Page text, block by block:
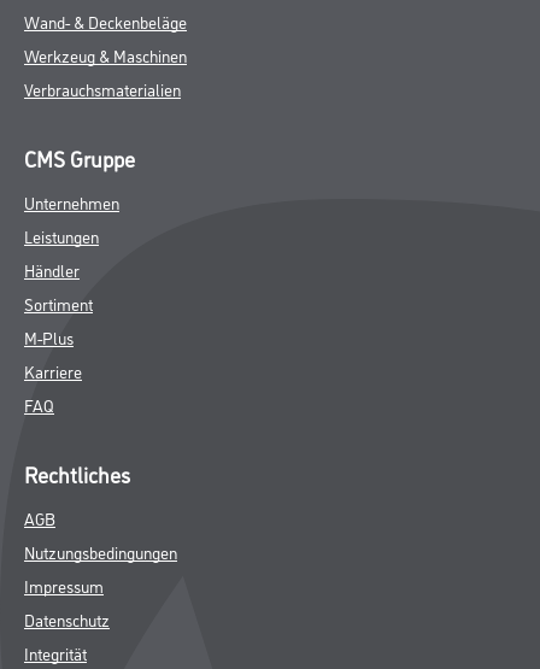
Wand- & Deckenbeläge
Werkzeug & Maschinen
Verbrauchsmaterialien
CMS Gruppe
Unternehmen
Leistungen
Händler
Sortiment
M-Plus
Karriere
FAQ
Rechtliches
AGB
Nutzungsbedingungen
Impressum
Datenschutz
Integrität